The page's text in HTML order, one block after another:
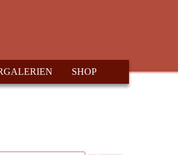
SHOP